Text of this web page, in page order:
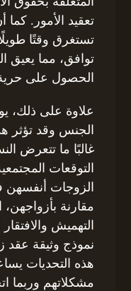
تعقيد الأمور.
تستغرق وقتًا
توافق، مما يعيق
الحصول على
علاوة على ذلك،
الجنس وقد تؤثر
غالبًا ما تتعرض
التوقعات
الزوجات
مقارنة
التهميش
هذه التحديات
مشكلاتهم وربما